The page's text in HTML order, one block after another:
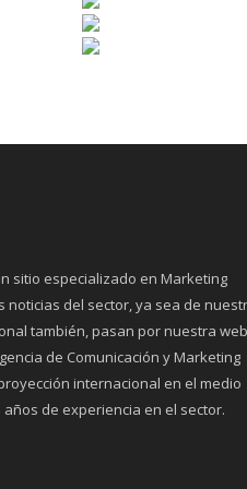
sitio especializado en Marketing
noticias del sector, ya sea de
también, pasan por nuestra
de Comunicación y Marketing
internacional en el medio
años de experiencia en el sector.